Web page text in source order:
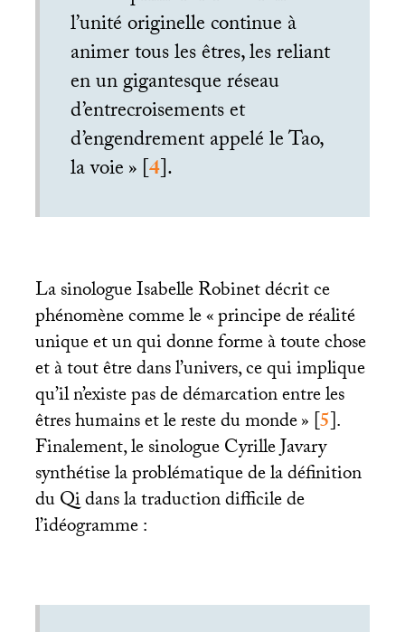
l’unité originelle continue à
animer tous les êtres, les reliant
en un gigantesque réseau
d’entrecroisements et
d’engendrement appelé le Tao,
la voie» [4].
La sinologue Isabelle Robinet décrit ce
phénomène comme le «principe de réalité
unique et un qui donne forme à toute chose
et à tout être dans l’univers, ce qui implique
qu’il n’existe pas de démarcation entre les
êtres humains et le reste du monde»[5].
Finalement, le sinologue Cyrille Javary
synthétise la problématique de la définition
du Qi dans la traduction difficile de
l’idéogramme :